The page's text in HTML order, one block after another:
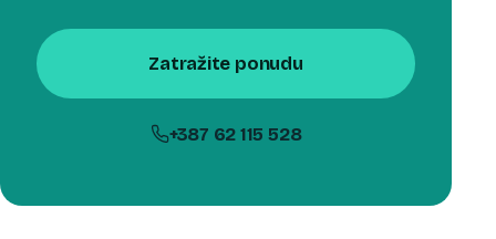
Zatražite ponudu
+387 62 115 528